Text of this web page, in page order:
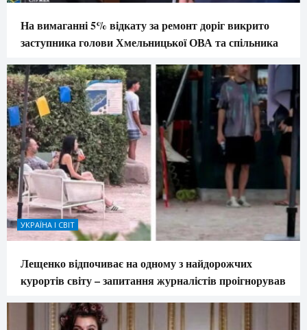
На вимаганні 5% відкату за ремонт доріг викрито
заступника голови Хмельницької ОВА та спільника
УКРАЇНА І СВІТ
Лещенко відпочиває на одному з найдорожчих
курортів світу – запитання журналістів проігнорував